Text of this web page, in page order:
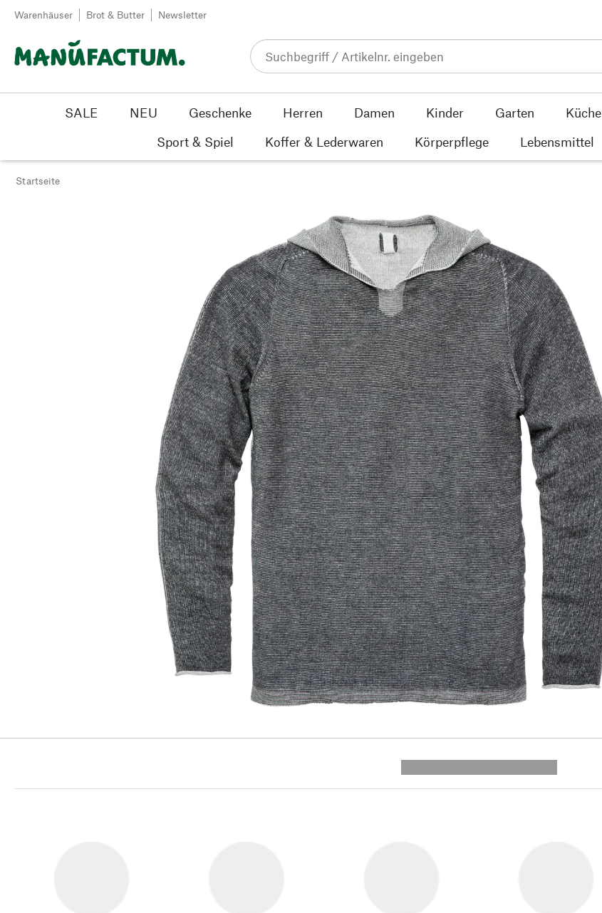
Zum Inhalt springen
Warenhäuser Brot & Butter Newsletter
SALE NEU Geschenke Herren Damen Kinder Garten Küche
Sport & Spiel
Koffer & Lederwaren Körperpflege Lebensmittel
Startseite